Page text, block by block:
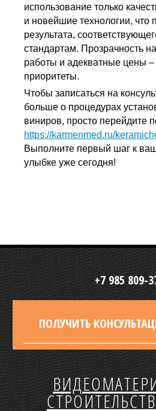
использование только
и новейшие технологии, что
результата,
стандартам. Прозрачность
работы и адекватные цены
приоритеты.
Чтобы записаться на
больше о процедурах
виниров, просто перейдите
https://karmenmed.ru/
Выполните первый шаг к
улыбке уже сегодня!
+7 985 809-
ПОЛУЧИТЬ